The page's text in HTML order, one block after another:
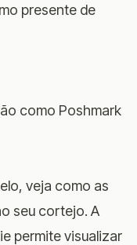
presente de
como Poshmark
veja como as
seu cortejo. A
permite visualizar